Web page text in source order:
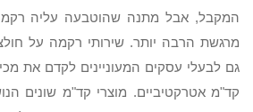
המקבל, אבל מתנה שהוטבעה עליה
מרגשת הרבה יותר. שירותי רקמה על
גם לבעלי עסקים המעוניינים לקדם את
קד"מ אטרקטיביים. מוצרי קד"מ שונים